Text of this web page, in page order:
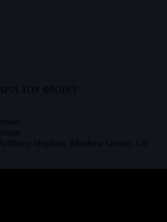
ΤΟΥ ΦΡΟΪΝΤ
Hopkins, Matthew Goode, Liv